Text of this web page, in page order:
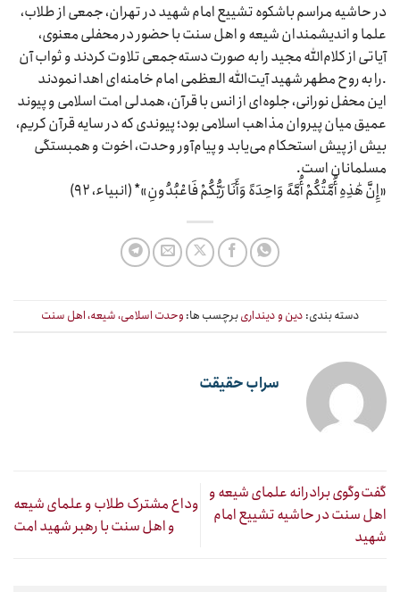
‪‪‪‪‪‪‪‪‪‪‪‪‪‪‪در حاشیه مراسم باشکوه تشییع امام شهید در تهران، جمعی از طلاب،
علما و اندیشمندان شیعه و اهل سنت با حضور در محفلی معنوی،
آیاتی از کلام‌الله مجید را به صورت دسته‌جمعی تلاوت کردند و ثواب آن
را به روح مطهر شهید آیت‌الله العظمی امام خامنه‌ای اهدا نمودند.
این محفل نورانی، جلوه‌ای از انس با قرآن، همدلی امت اسلامی و پیوند
عمیق میان پیروان مذاهب اسلامی بود؛ پیوندی که در سایه قرآن کریم،
بیش از پیش استحکام می‌یابد و پیام‌آور وحدت، اخوت و همبستگی
مسلمانان است.
«إِنَّ هَٰذِهِ أُمَّتُکُمْ أُمَّهً وَاحِدَهً وَأَنَا رَبُّکُمْ فَاعْبُدُونِ»* (انبیاء، ۹۲)‬‬‬‬‬‬
دسته بندی: دین و دینداریبرچسب ها: وحدت اسلامی، شیعه، اهل سنت
سراب حقیقت
گفت‌وگوی برادرانه علمای شیعه و
اهل سنت در حاشیه تشییع امام
شهید
وداع مشترک طلاب و علمای شیعه
و اهل سنت با رهبر شهید امت